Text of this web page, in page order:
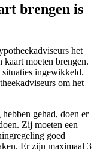
brengen is
het
moeten brengen.
ingewikkeld.
om het
gehad, doen er
Zij moeten een
goed
Er zijn maximaal 3